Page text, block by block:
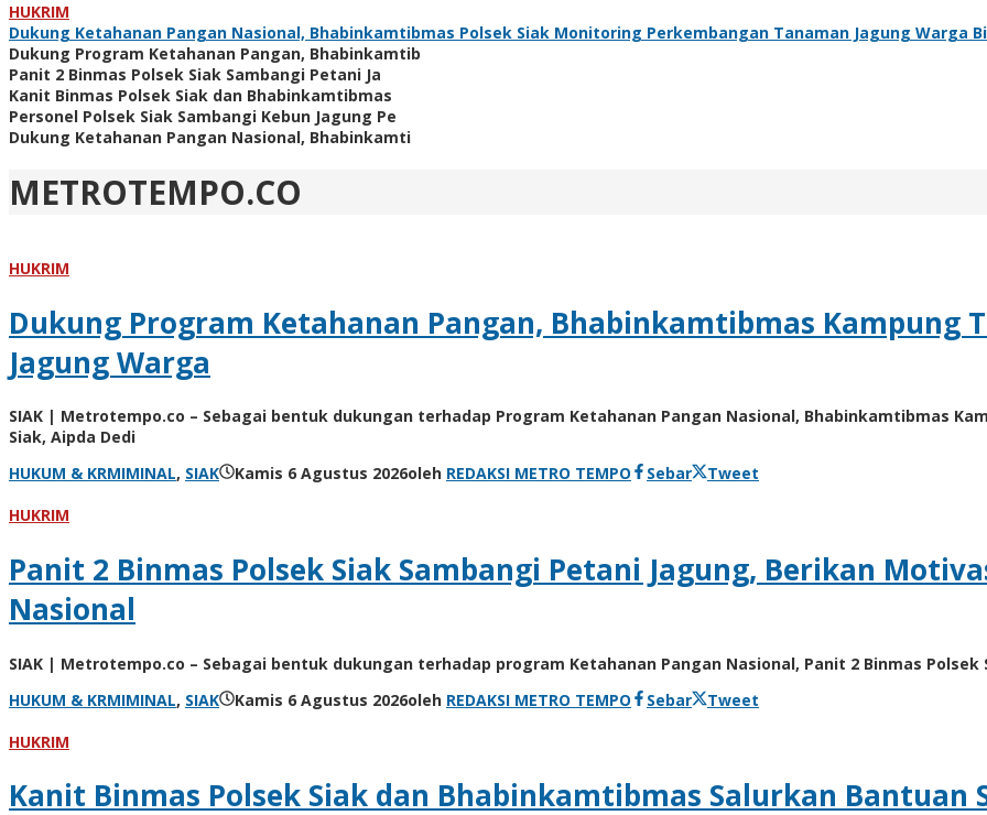
HUKRIM
Dukung Ketahanan Pangan Nasional, Bhabinkamtibmas Polsek Siak Monitoring Perkembangan Tanaman Jagung Warga
Dukung Program Ketahanan Pangan, Bhabinkamtib
Panit 2 Binmas Polsek Siak Sambangi Petani Ja
Kanit Binmas Polsek Siak dan Bhabinkamtibmas
Personel Polsek Siak Sambangi Kebun Jagung Pe
Dukung Ketahanan Pangan Nasional, Bhabinkamti
METROTEMPO.CO
HUKRIM
Dukung Program Ketahanan Pangan, Bhabinkamtibmas Kampung
Jagung Warga
SIAK | Metrotempo.co – Sebagai bentuk dukungan terhadap Program Ketahanan Pangan Nasional, Bhabinkamtibmas
Siak, Aipda Dedi
HUKUM & KRMIMINAL, SIAK Kamis 6 Agustus 2026oleh REDAKSI METRO TEMPO Sebar
Tweet
HUKRIM
Panit 2 Binmas Polsek Siak Sambangi Petani Jagung, Berikan
Nasional
SIAK | Metrotempo.co – Sebagai bentuk dukungan terhadap program Ketahanan Pangan Nasional, Panit 2 Binmas
HUKUM & KRMIMINAL, SIAK Kamis 6 Agustus 2026oleh REDAKSI METRO TEMPO Sebar
Tweet
HUKRIM
Kanit Binmas Polsek Siak dan Bhabinkamtibmas Salurkan Bantuan